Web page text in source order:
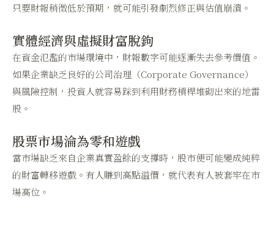
只要財報稍微低於預期，就可能引發劇烈修正與估值崩潰。
實體經濟與虛擬財富脫鉤
在資金氾濫的市場環境中，財報數字可能逐漸失去參考價值。
如果企業缺乏良好的公司治理（Corporate Governance）
與風險控制，投資人就容易踩到利用財務槓桿堆砌出來的地雷
股。
股票市場淪為零和遊戲
當市場缺乏來自企業真實盈餘的支撐時，股市便可能變成純粹
的財富轉移遊戲。有人賺到高點溢價，就代表有人被套牢在市
場高位。